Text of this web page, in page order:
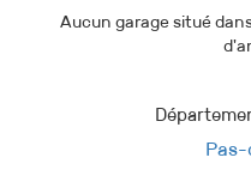
Aucun garage situé